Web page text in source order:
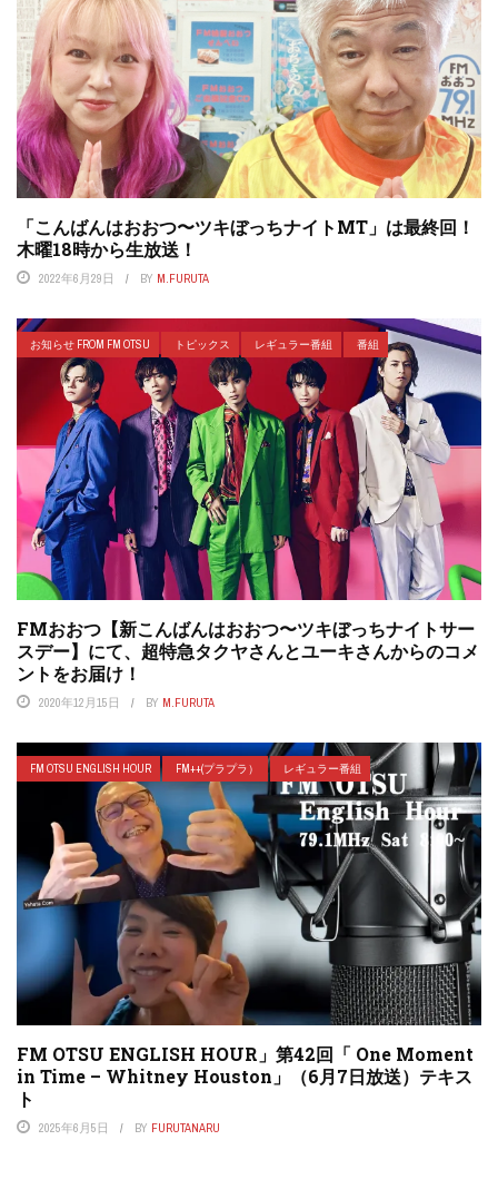
「こんばんはおおつ〜ツキぼっちナイトMT」は最終回！
木曜18時から生放送！
2022年6月29日 BY M.FURUTA
お知らせ FROM FM OTSU トピックス レギュラー番組 番組
FMおおつ【新こんばんはおおつ〜ツキぼっちナイトサー
スデー】にて、超特急タクヤさんとユーキさんからのコメ
ントをお届け！
2020年12月15日 BY M.FURUTA
FM OTSU ENGLISH HOUR FM++(プラプラ） レギュラー番組
FM OTSU ENGLISH HOUR」第42回「 One Moment
in Time – Whitney Houston」（6月7日放送）テキス
ト
2025年6月5日 BY FURUTANARU